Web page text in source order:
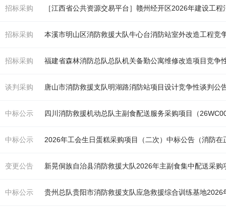
招标采购 ［江西省公共资源交易平台］赣州经开区2026年建设工程
招标采购 本溪市明山区消防救援大队牛心台消防站室外改造工程竞
招标采购 福建省森林消防总队总队机关备勤公寓维修改造项目竞争
谈判采购 唐山市消防救援支队明湖路消防站项目设计竞争性谈判公
中标公示 四川消防救援机动总队主副食配送服务采购项目（
中标公示 2026年工会生日蛋糕采购项目（二次）中标公告（消防在
变更公告 新晃侗族自治县消防救援大队2026年主副食集中配送采购
中标公示 贵州总队贵阳市消防救援支队应急救援综合训练基地2026